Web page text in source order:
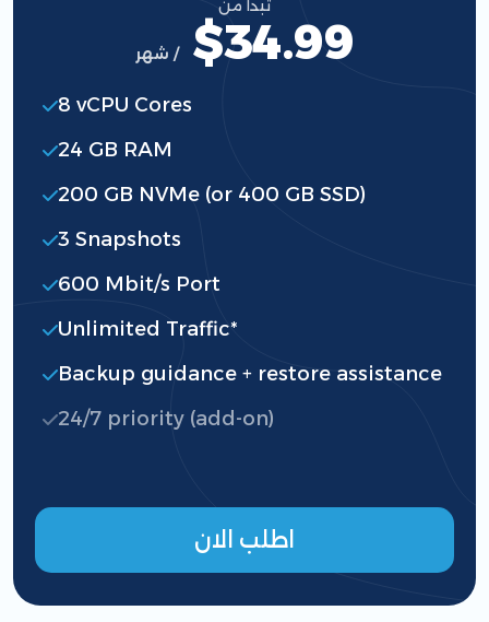
تبدأ من
$34.99 / شهر
8 vCPU Cores
24 GB RAM
200 GB NVMe (or 400 GB SSD)
3 Snapshots
600 Mbit/s Port
Unlimited Traffic*
Backup guidance + restore assistance
24/7 priority (add-on)
اطلب الان